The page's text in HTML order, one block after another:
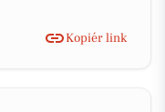
Kopiér link